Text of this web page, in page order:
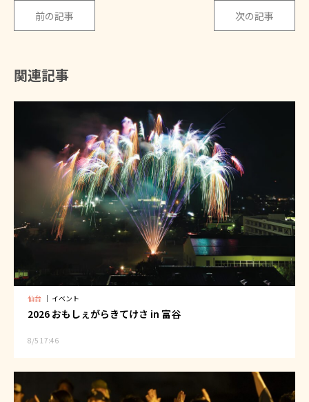
前の記事 次の記事
関連記事
仙台 ｜ イベント
2026 おもしぇがらきてけさ in 富谷
8/5 17:46